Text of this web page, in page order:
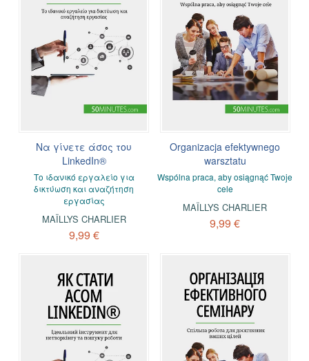
Να γίνετε άσος του
LinkedIn®
Το ιδανικό εργαλείο για
δικτύωση και αναζήτηση
εργασίας
MAÏLLYS CHARLIER
9,99 €
Organizacja efektywnego
warsztatu
Wspólna praca, aby osiągnąć Twoje
cele
MAÏLLYS CHARLIER
9,99 €